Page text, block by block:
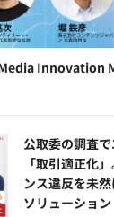
Media Innovation
公​​取委の調査
「取引適正化
ンス違反を未
ソリューション​